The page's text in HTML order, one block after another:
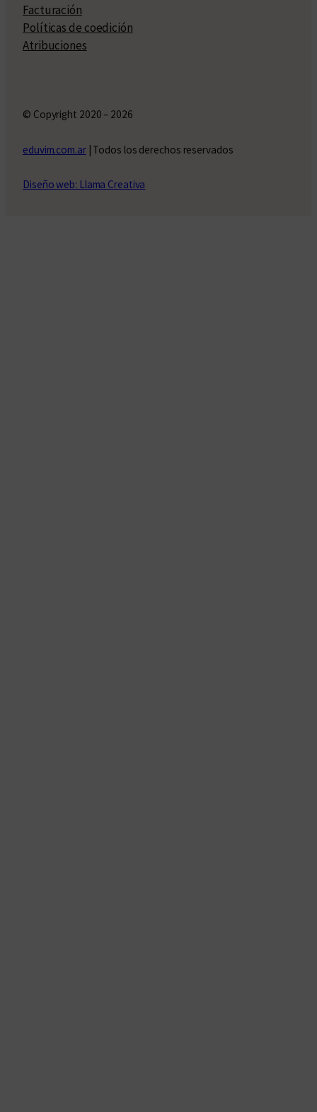
Facturación
Políticas de coedición
Atribuciones
© Copyright 2020 – 2026
eduvim.com.ar| Todos los derechos reservados
Diseño web: Llama Creativa